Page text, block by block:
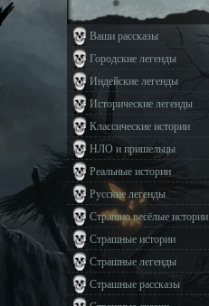
Ваши рассказы
Городские легенды
Индейские легенды
Исторические легенды
Классические истории
НЛО и пришельцы
Реальные истории
Русские легенды
Страшно весёлые истории
Страшные истории
Страшные легенды
Страшные рассказы